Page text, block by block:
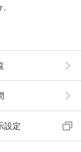
設定